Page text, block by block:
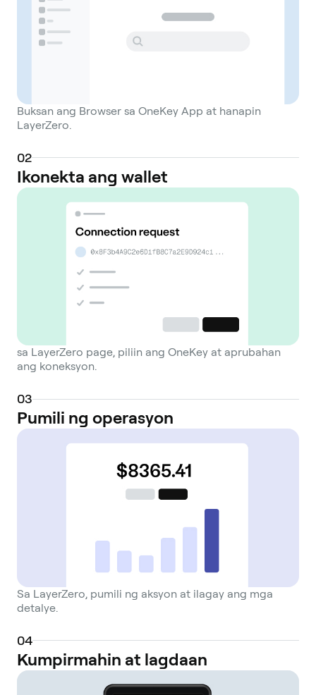
Buksan ang Browser sa OneKey App at hanapin
LayerZero.
02
Ikonekta ang wallet
sa LayerZero page, piliin ang OneKey at aprubahan
ang koneksyon.
03
Pumili ng operasyon
Sa LayerZero, pumili ng aksyon at ilagay ang mga
detalye.
04
Kumpirmahin at lagdaan